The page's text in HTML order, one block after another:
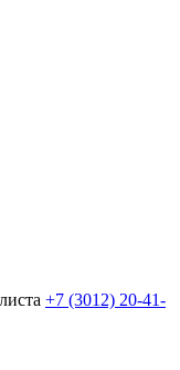
+7 (3012) 20-41-